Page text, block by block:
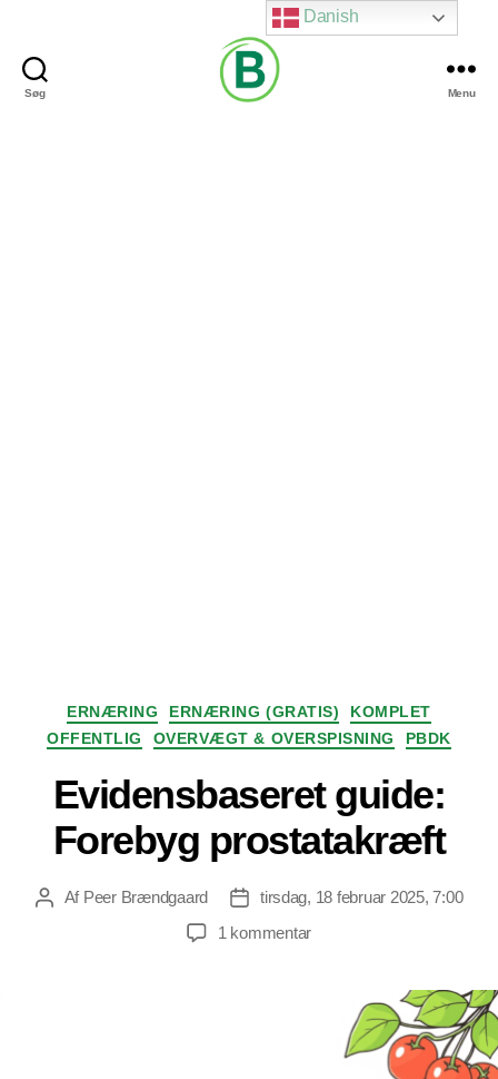
Søg Menu
Kategorier
ERNÆRING ERNÆRING (GRATIS)
KOMPLET
OFFENTLIG
OVERVÆGT & OVERSPISNING PBDK
Evidensbaseret guide:
Forebyg prostatakræft
Indlægsforfatter
Af Peer Brændgaard Indlægsdato
tirsdag, 18 februar 2025, 7:00
1 kommentartil
Forebyg
prostatakræft
Danish